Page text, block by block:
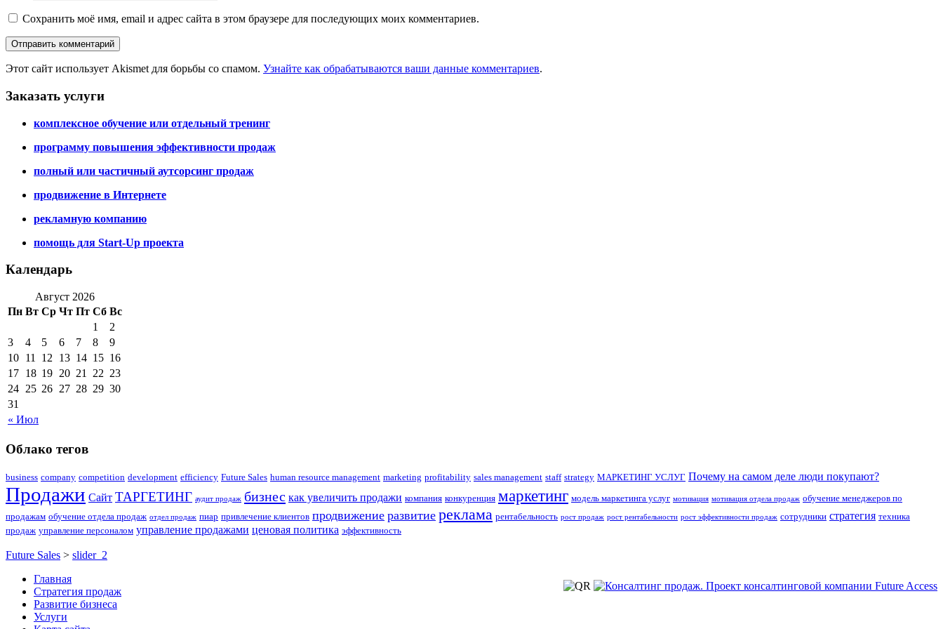
Сохранить моё имя, email и адрес сайта в этом браузере для последующих моих комментариев.
Этот сайт использует Akismet для борьбы со спамом. Узнайте как обрабатываются ваши данные комментариев.
Заказать услуги
комплексное обучение или отдельный тренинг
программу повышения эффективности продаж
полный или частичный аутсорсинг продаж
продвижение в Интернете
рекламную компанию
помощь для Start-Up проекта
Календарь
Август 2026
Пн Вт Ср Чт Пт Сб Вс
« Июл
1
2
3
4 5 6 7 8
9
10 11 12 13 14 15 16
17 18 19 20 21 22 23
24 25 26 27 28 29 30
31
Облако тегов
business company competition development efficiency Future Sales human resource management marketing profitability sales management staff strategy МАРКЕТИНГ УСЛУГ Почему на самом деле люди покупают?
Продажи Сайт ТАРГЕТИНГ аудит продаж бизнес как увеличить продажи компания конкуренция маркетинг модель маркетинга услуг мотивация мотивация отдела продаж обучение менеджеров по
продажам обучение отдела продаж отдел продаж пиар привлечение клиентов продвижение развитие реклама рентабельность рост продаж рост рентабельности рост эффективности продаж сотрудники стратегия техника
продаж управление персоналом управление продажами ценовая политика эффективность
Future Sales > slider_2
Главная
Стратегия продаж
Развитие бизнеса
Услуги